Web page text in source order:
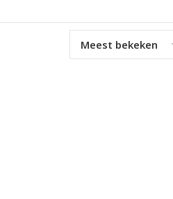
Meest bekeken